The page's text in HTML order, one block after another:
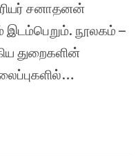
சனாதனன்
இடம்பெறும். நூலகம் –
துறைகளின்